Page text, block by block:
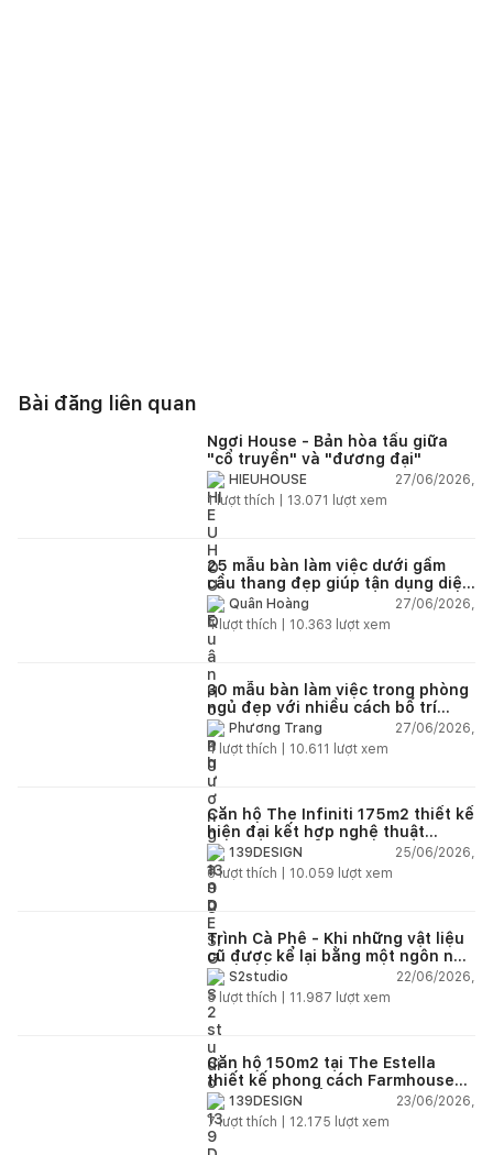
Bài đăng liên quan
Ngơi House - Bản hòa tấu giữa
"cổ truyền" và "đương đại"
HIEUHOUSE
27/06/2026,
1lượt thích | 13.071 lượt xem
25 mẫu bàn làm việc dưới gầm
cầu thang đẹp giúp tận dụng diện
tích tưởng chừng bị bỏ quên
Quân Hoàng
27/06/2026,
4lượt thích | 10.363 lượt xem
30 mẫu bàn làm việc trong phòng
ngủ đẹp với nhiều cách bố trí
thông minh cho mọi diện tích
Phương Trang
27/06/2026,
4 lượt thích | 10.611 lượt xem
Căn hộ The Infiniti 175m2 thiết kế
hiện đại kết hợp nghệ thuật
Modern Art đầy cảm xúc
139DESIGN
25/06/2026,
6lượt thích | 10.059 lượt xem
Trình Cà Phê - Khi những vật liệu
cũ được kể lại bằng một ngôn ngữ
thiết kế mới
S2studio
22/06/2026,
5 lượt thích | 11.987 lượt xem
Căn hộ 150m2 tại The Estella
thiết kế phong cách Farmhouse
thanh lịch và ấm áp
139DESIGN
23/06/2026,
7lượt thích | 12.175 lượt xem